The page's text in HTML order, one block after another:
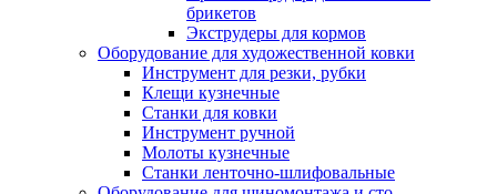
брикетов
Экструдеры для кормов
Оборудование для художественной ковки
Инструмент для резки, рубки
Клещи кузнечные
Станки для ковки
Инструмент ручной
Молоты кузнечные
Станки ленточно-шлифовальные